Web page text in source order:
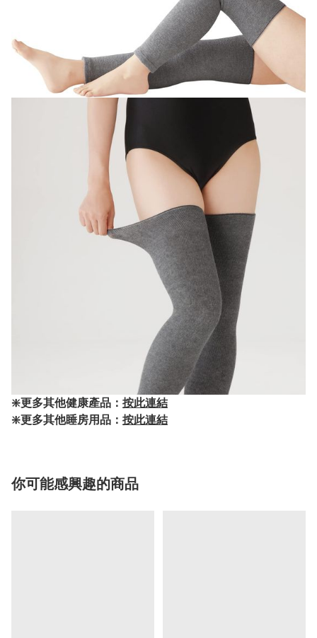
❇️更多其他健康產品： 按此連結
❇️更多其他睡房用品： 按此連結
你可能感興趣的商品